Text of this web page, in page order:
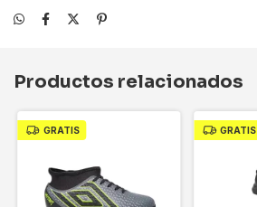
Productos relacionados
GRATIS GRATIS